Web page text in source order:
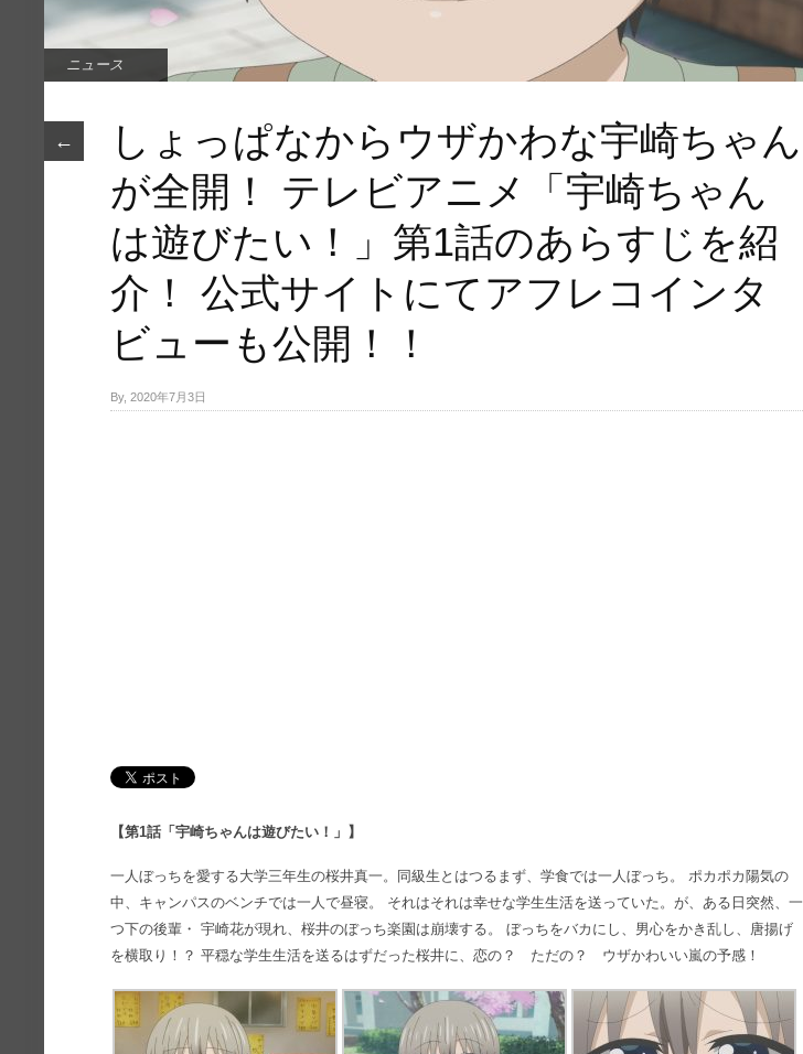
ニュース
←
しょっぱなからウザかわな宇崎ちゃん
が全開！ テレビアニメ「宇崎ちゃん
は遊びたい！」第1話のあらすじを紹
介！ 公式サイトにてアフレコインタ
ビューも公開！！
By, 2020年7月3日
【第1話「宇崎ちゃんは遊びたい！」】
一人ぼっちを愛する大学三年生の桜井真一。同級生とはつるまず、学食では一人ぼっち。 ポカポカ陽気の
中、キャンパスのベンチでは一人で昼寝。 それはそれは幸せな学生生活を送っていた。が、ある日突然、一
つ下の後輩・ 宇崎花が現れ、桜井のぼっち楽園は崩壊する。 ぼっちをバカにし、男心をかき乱し、唐揚げ
を横取り！？ 平穏な学生生活を送るはずだった桜井に、恋の？ ただの？ ウザかわいい嵐の予感！